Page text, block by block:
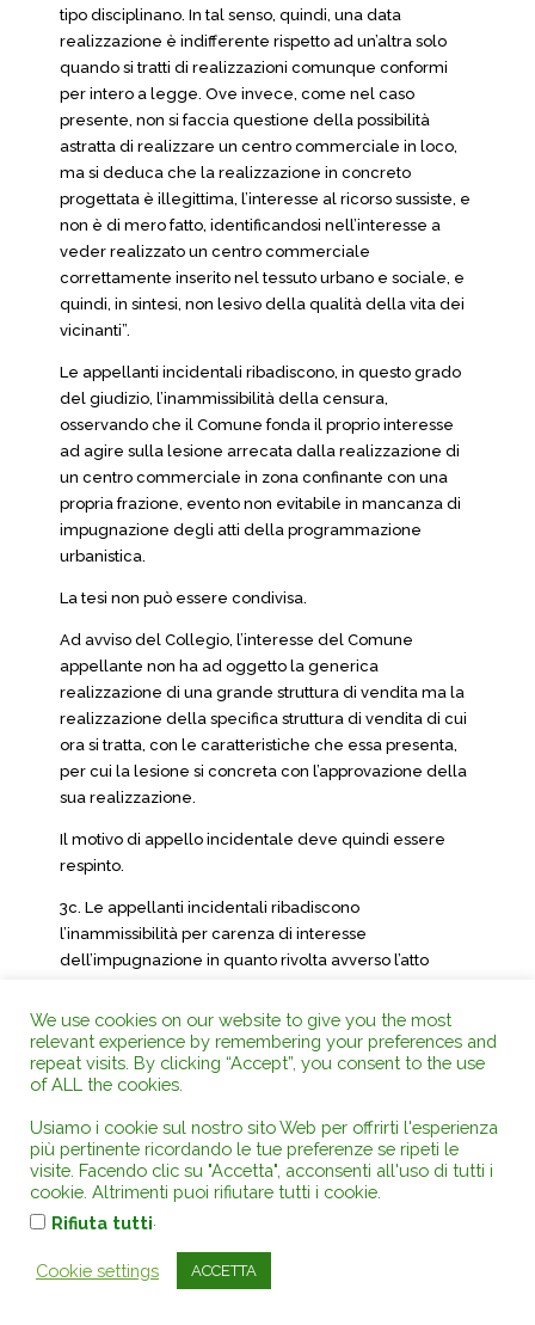
tipo disciplinano. In tal senso, quindi, una data
realizzazione è indifferente rispetto ad un’altra solo
quando si tratti di realizzazioni comunque conformi
per intero a legge. Ove invece, come nel caso
presente, non si faccia questione della possibilità
astratta di realizzare un centro commerciale in loco,
ma si deduca che la realizzazione in concreto
progettata è illegittima, l’interesse al ricorso sussiste, e
non è di mero fatto, identificandosi nell’interesse a
veder realizzato un centro commerciale
correttamente inserito nel tessuto urbano e sociale, e
quindi, in sintesi, non lesivo della qualità della vita dei
vicinanti”.
Le appellanti incidentali ribadiscono, in questo grado
del giudizio, l’inammissibilità della censura,
osservando che il Comune fonda il proprio interesse
ad agire sulla lesione arrecata dalla realizzazione di
un centro commerciale in zona confinante con una
propria frazione, evento non evitabile in mancanza di
impugnazione degli atti della programmazione
urbanistica.
La tesi non può essere condivisa.
Ad avviso del Collegio, l’interesse del Comune
appellante non ha ad oggetto la generica
realizzazione di una grande struttura di vendita ma la
realizzazione della specifica struttura di vendita di cui
ora si tratta, con le caratteristiche che essa presenta,
per cui la lesione si concreta con l’approvazione della
sua realizzazione.
Il motivo di appello incidentale deve quindi essere
respinto.
3c. Le appellanti incidentali ribadiscono
l’inammissibilità per carenza di interesse
dell’impugnazione in quanto rivolta avverso l’atto
essere imputato al silenzio assenso formatosi in
precedenza sulla loro istanza ai sensi dell’art. 9 del d.
lgs. 31 ottobre 1998, n. 114, recepito dall’art. 5 della
legge regionale della Lombardia 23 luglio 1999, n. 14.
Neanche questa argomentazione può essere
condivisa.
Invero, è pacifica in giurisprudenza l’affermazione,
formulata anche dal primo giudice, secondo il quale il
provvedimento espresso che reitera gli effetti del
provvedimento implicito di assenso non costituisce atto
We use cookies on our website to give you the most
relevant experience by remembering your preferences and
repeat visits. By clicking “Accept”, you consent to the use
of ALL the cookies.
Usiamo i cookie sul nostro sito Web per offrirti l'esperienza
più pertinente ricordando le tue preferenze se ripeti le
visite. Facendo clic su "Accetta", acconsenti all'uso di tutti i
cookie. Altrimenti puoi rifiutare tutti i cookie.
Rifiuta tutti
Cookie settings ACCETTA